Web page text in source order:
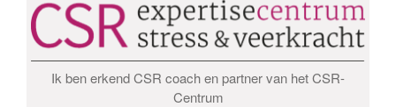
Ik ben erkend CSR coach en partner van het CSR-
Centrum